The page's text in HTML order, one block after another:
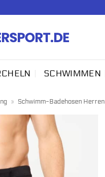
SCHWIMMEN
» Schwimm-Badehosen Herren